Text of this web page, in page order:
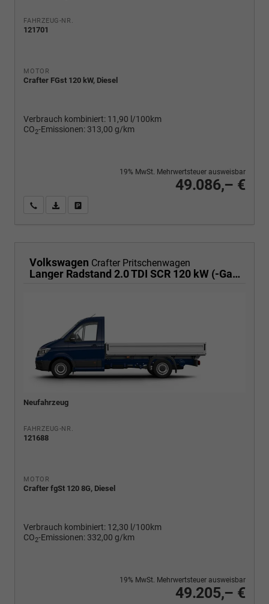
FAHRZEUG-NR.
121701
MOTOR
Crafter FGst 120 kW, Diesel
Verbrauch kombiniert: 11,90 l/100km
CO2-Emissionen: 313,00 g/km
49.086,– €
19% MwSt. Mehrwertsteuer ausweisbar
Wir rufen Sie anPDF-Fahrzeugexposé drucken
Volkswagen Crafter Pritschenwagen
Langer Radstand 2.0 TDI SCR 120 kW (-Gang Automatik, Heckantrieb, Klima
Neufahrzeug
FAHRZEUG-NR.
121688
MOTOR
Crafter fgSt 120 8G, Diesel
Verbrauch kombiniert: 12,30 l/100km
CO2-Emissionen: 332,00 g/km
49.205,– €
19% MwSt. Mehrwertsteuer ausweisbar